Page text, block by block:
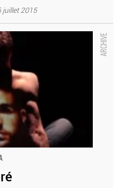
juillet 2015
Avignon / 2014 Avignon